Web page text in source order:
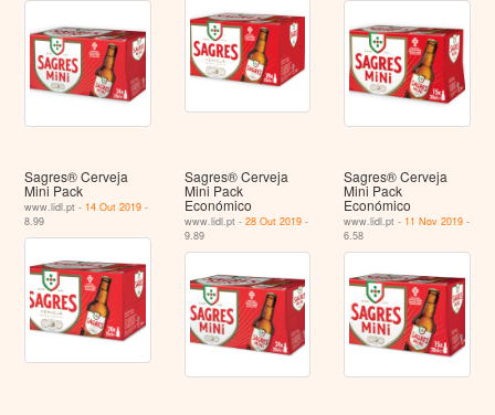
Sagres® Cerveja
Mini Pack
www.lidl.pt - 14 Out 2019 -
8.99
Sagres® Cerveja
Mini Pack
Económico
www.lidl.pt - 28 Out 2019-
9.89
Sagres® Cerveja
Mini Pack
Económico
www.lidl.pt - 11 Nov 2019 -
6.58